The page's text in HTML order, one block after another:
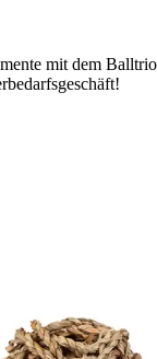
mit dem Balltrio